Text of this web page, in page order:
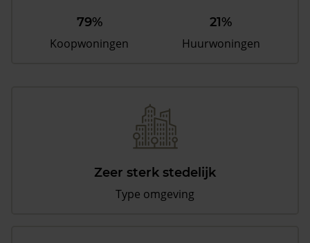
79%
Koopwoningen
21%
Huurwoningen
Zeer sterk stedelijk
Type omgeving